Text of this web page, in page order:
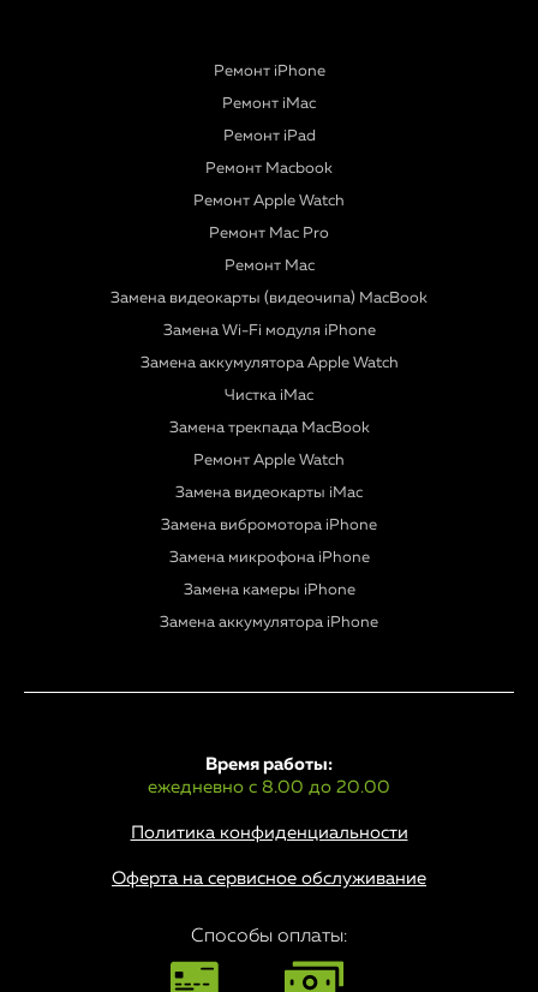
Ремонт iPhone
Ремонт iMac
Ремонт iPad
Ремонт Macbook
Ремонт Apple Watch
Ремонт Mac Pro
Ремонт Mac
Замена видеокарты (видеочипа) MacBook
Замена Wi-Fi модуля iPhone
Замена аккумулятора Apple Watch
Чистка iMac
Замена трекпада MacBook
Ремонт Apple Watch
Замена видеокарты iMac
Замена вибромотора iPhone
Замена микрофона iPhone
Замена камеры iPhone
Замена аккумулятора iPhone
Политика конфиденциальности
Время работы:
ежедневно с 8.00 до 20.00
Оферта на сервисное обслуживание
Способы оплаты: